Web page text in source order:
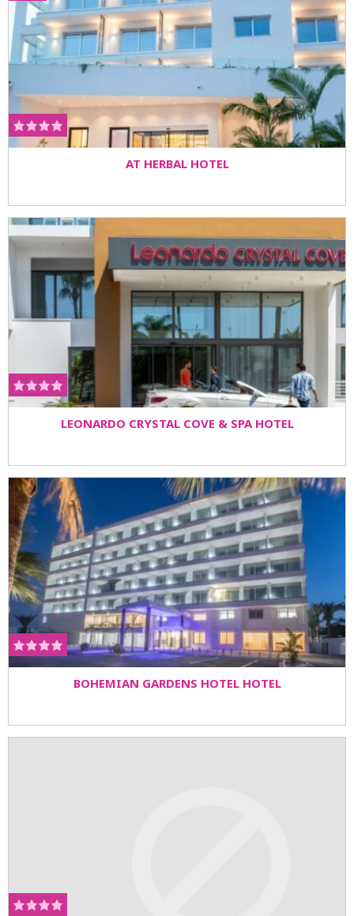
AT HERBAL HOTEL
LEONARDO CRYSTAL COVE & SPA HOTEL
BOHEMIAN GARDENS HOTEL HOTEL